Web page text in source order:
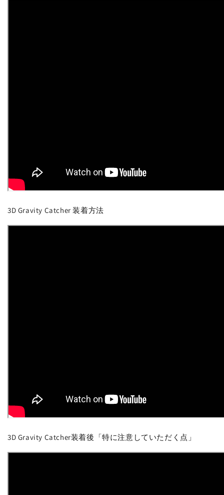
3D Gravity Catcher 装着方法
3D Gravity Catcher装着後「特に注意していただく点」